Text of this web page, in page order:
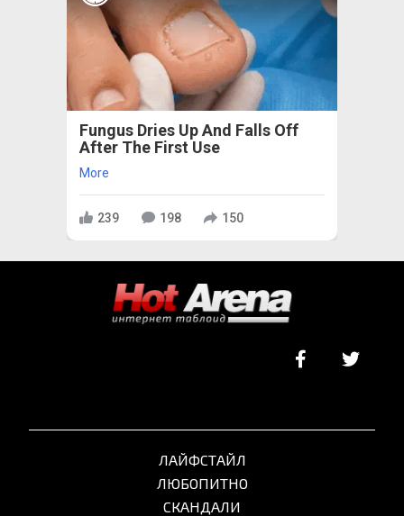
Fungus Dries Up And Falls Off
After The First Use
More
239 198 150
ЛАЙФСТАЙЛ
ЛЮБОПИТНО
СКАНДАЛИ